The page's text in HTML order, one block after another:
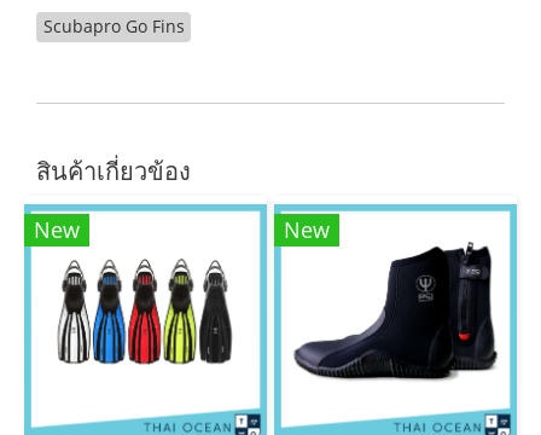
Scubapro Go Fins
สินค้าเกี่ยวข้อง
New New